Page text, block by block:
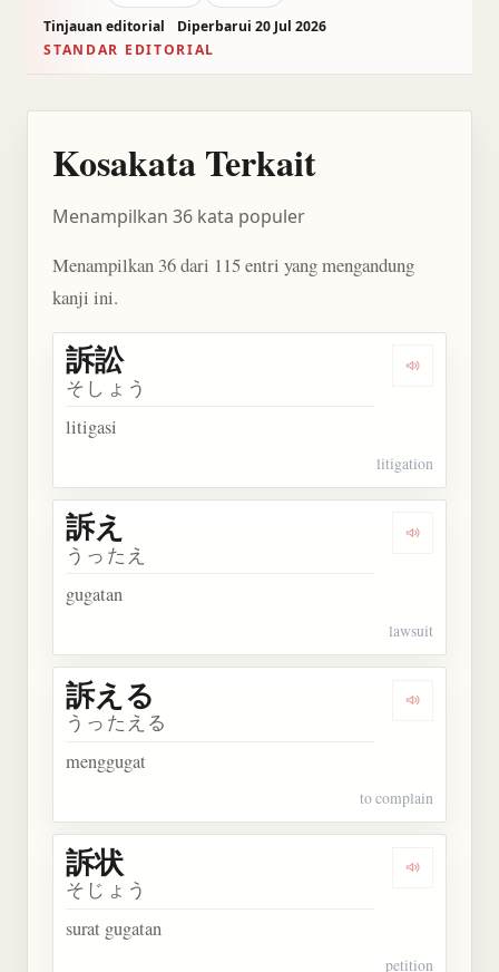
Tinjauan editorial
Diperbarui 20 Jul 2026
STANDAR EDITORIAL
Kosakata Terkait
Menampilkan 36 kata populer
Menampilkan 36 dari 115 entri yang mengandung
kanji ini.
Dengarkan
訴訟
そしょう
litigasi
litigation
Dengarkan
訴え
うったえ
gugatan
lawsuit
Dengarkan
訴える
うったえる
menggugat
to complain
Dengarkan
訴状
そじょう
surat gugatan
petition